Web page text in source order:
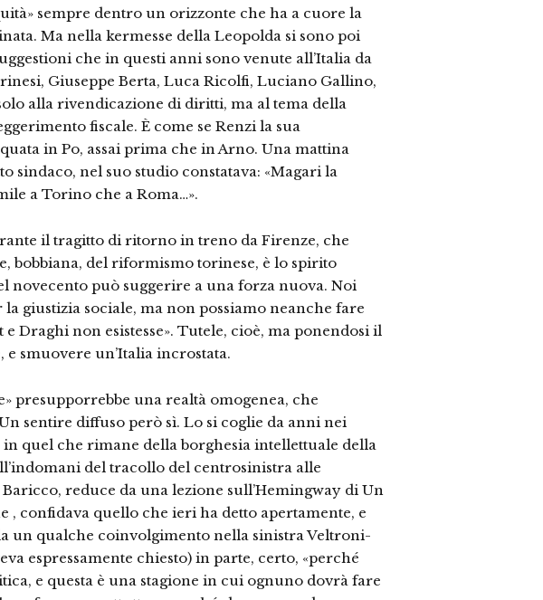
sempre dentro un orizzonte che ha a cuore la
Ma nella kermesse della Leopolda si sono poi
che in questi anni sono venute all’Italia da
Giuseppe Berta, Luca Ricolfi, Luciano Gallino,
alla rivendicazione di diritti, ma al tema della
fiscale. È come se Renzi la sua
in Po, assai prima che in Arno. Una mattina
sindaco, nel suo studio constatava: «Magari la
a Torino che a Roma…».
il tragitto di ritorno in treno da Firenze, che
bobbiana, del riformismo torinese, è lo spirito
novecento può suggerire a una forza nuova. Noi
giustizia sociale, ma non possiamo neanche fare
Draghi non esistesse». Tutele, cioè, ma ponendosi il
smuovere un’Italia incrostata.
presupporrebbe una realtà omogenea, che
sentire diffuso però sì. Lo si coglie da anni nei
quel che rimane della borghesia intellettuale della
del tracollo del centrosinistra alle
reduce da una lezione sull’Hemingway di Un
, confidava quello che ieri ha detto apertamente, e
un qualche coinvolgimento nella sinistra Veltroni-
espressamente chiesto) in parte, certo, «perché
e questa è una stagione in cui ognuno dovrà fare